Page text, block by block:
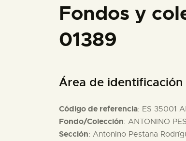
Fondos y
01389
Área de identificación
Código de referencia: ES 35001
Fondo/Colección: ANTONINO
Sección: Antonino Pestana